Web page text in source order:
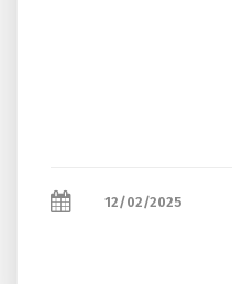
12/02/2025